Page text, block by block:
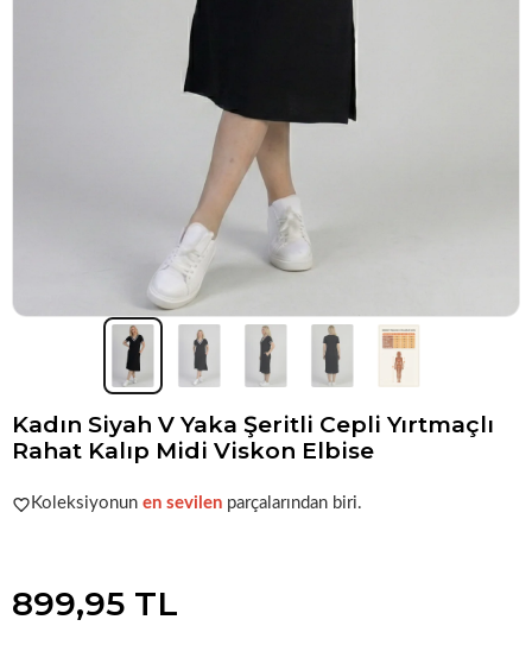
Kadın Siyah V Yaka Şeritli Cepli Yırtmaçlı
Rahat Kalıp Midi Viskon Elbise
Acele et!Stoklar hızla azalıyor!
Koleksiyonun en sevilen parçalarından biri.
899,95 TL